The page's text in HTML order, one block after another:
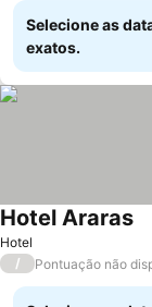
Selecione as
exatos.
Hotel
Hotel Araras
/ Pontuação não